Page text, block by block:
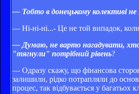
— Тобто в донецькому колективі
— Ні-ні-ні...- Це не той випадок, коли
— Думаю, не варто нагадувати, хто
"тягнули" потрібний рівень?
— Одразу скажу, що фінансова
залишили, рідко потрапляли до
процес, так відбувається у багатьох